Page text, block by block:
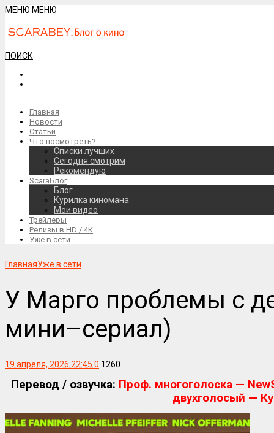
МЕНЮ МЕНЮ
ПОИСК
Главная
Новости
Статьи
Что посмотреть?
Списки лучших
Сегодня смотрим
Рекомендую
ScaraБлог
Блог
Курилка киномана
Мои видео
Трейлеры
Релизы в HD / 4К
Уже в сети
ГлавнаяУже в сети
У Марго проблемы с
мини–сериал)
19 апреля, 2026 22:45 0 1260
Перевод / озвучка: Проф. многоголоска —
двухголосый —